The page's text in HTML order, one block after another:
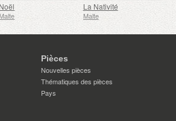
Noël La Nativité
Malte
Pièces
Nouvelles pièces
Thématiques des pièces
Pays